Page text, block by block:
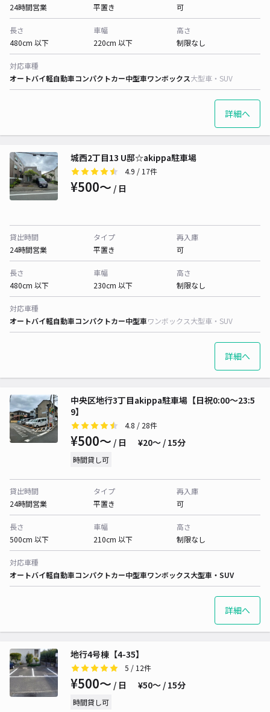
24時間営業
平置き
可
長さ
480cm 以下
車幅
220cm 以下
高さ
制限なし
対応車種
オートバイ軽自動車コンパクトカー中型車ワンボックス大型車・SUV
詳細へ
城西2丁目13 U邸☆akippa駐車場
4.9 / 17件
¥500〜 / 日
貸出時間
24時間営業
タイプ
平置き
再入庫
可
長さ
480cm 以下
車幅
230cm 以下
高さ
制限なし
対応車種
オートバイ軽自動車コンパクトカー中型車ワンボックス大型車・SUV
詳細へ
中央区地行3丁目akippa駐車場【日祝0:00～23:5
9】
4.8 / 28件
¥500〜 / 日 ¥20〜 / 15分
時間貸し可
貸出時間
24時間営業
タイプ
平置き
再入庫
可
長さ
500cm 以下
車幅
210cm 以下
高さ
制限なし
対応車種
オートバイ軽自動車コンパクトカー中型車ワンボックス大型車・SUV
詳細へ
地行4号棟【4-35】
5 / 12件
¥500〜 / 日 ¥50〜 / 15分
時間貸し可